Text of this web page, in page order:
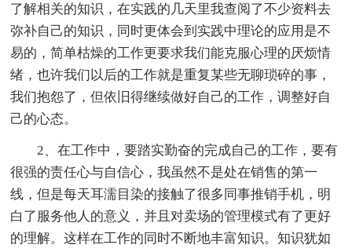
了解相关的知识，在实践的几天里我查阅了不少资料去
弥补自己的知识，同时更体会到实践中理论的应用是不
易的，简单枯燥的工作更要求我们能克服心理的厌烦情
绪，也许我们以后的工作就是重复某些无聊琐碎的事，
我们抱怨了，但依旧得继续做好自己的工作，调整好自
己的心态。
2、在工作中，要踏实勤奋的完成自己的工作，要有
很强的责任心与自信心，我虽然不是处在销售的第一
线，但是每天耳濡目染的接触了很多同事推销手机，明
白了服务他人的意义，并且对卖场的管理模式有了更好
的理解。这样在工作的同时不断地丰富知识。知识犹如